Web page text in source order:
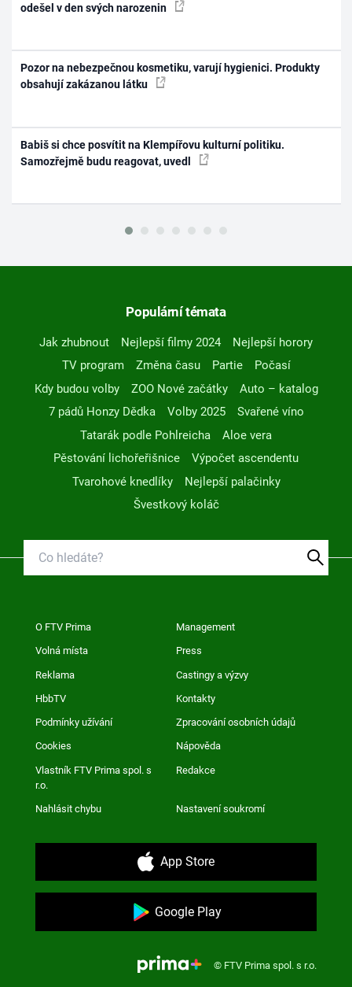
odešel v den svých narozenin
Pozor na nebezpečnou kosmetiku, varují hygienici. Produkty
obsahují zakázanou látku
Babiš si chce posvítit na Klempířovu kulturní politiku.
Samozřejmě budu reagovat, uvedl
Populární témata
Jak zhubnout Nejlepší filmy 2024
Nejlepší horory
TV program
Změna času Partie
Počasí
Kdy budou volby
ZOO Nové začátky
Auto – katalog
7 pádů Honzy Dědka
Volby 2025
Svařené víno
Tatarák podle Pohlreicha
Aloe vera
Pěstování lichořeřišnice
Výpočet ascendentu
Tvarohové knedlíky
Nejlepší palačinky
Švestkový koláč
O FTV Prima Management
Volná místa Press
Reklama Castingy a výzvy
HbbTV Kontakty
Podmínky užívání Zpracování osobních údajů
Cookies Nápověda
Vlastník FTV Prima spol. s
r.o.
Redakce
Nahlásit chybu Nastavení soukromí
App Store
Google Play
© FTV Prima spol. s r.o.